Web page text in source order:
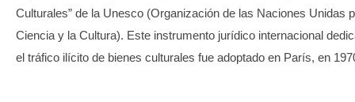
Culturales” de la Unesco (Organización de las Naciones Unidas
Ciencia y la Cultura). Este instrumento jurídico internacional
el tráfico ilícito de bienes culturales fue adoptado en París, en